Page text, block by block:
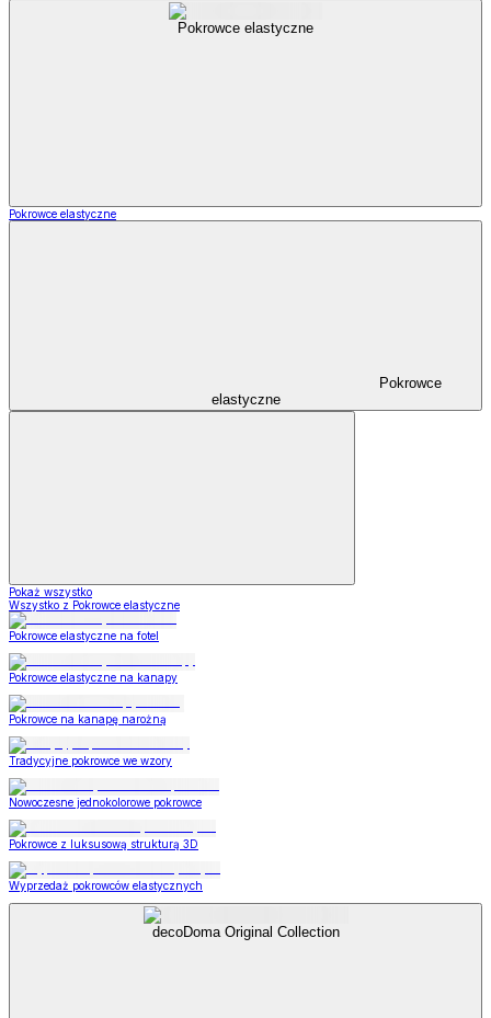
Pokrowce elastyczne
Pokrowce elastyczne
Pokrowce
elastyczne
Pokaż wszystko
Wszystko z Pokrowce elastyczne
Pokrowce elastyczne na fotel
Pokrowce elastyczne na kanapy
Pokrowce na kanapę narożną
Tradycyjne pokrowce we wzory
Nowoczesne jednokolorowe pokrowce
Pokrowce z luksusową strukturą 3D
Wyprzedaż pokrowców elastycznych
decoDoma Original Collection